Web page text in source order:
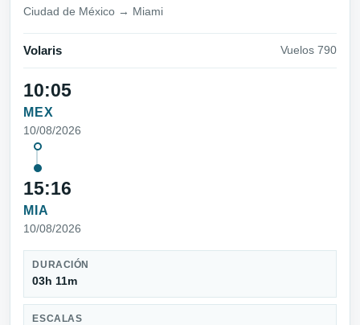
Ciudad de México → Miami
Volaris Vuelos 790
10:05
MEX
10/08/2026
15:16
MIA
10/08/2026
DURACIÓN
03h 11m
ESCALAS